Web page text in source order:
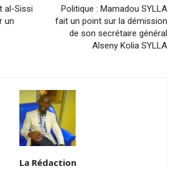
al-Sissi
un
Politique : Mamadou SYLLA
fait un point sur la démission
de son secrétaire général
Alseny Kolia SYLLA
La Rédaction